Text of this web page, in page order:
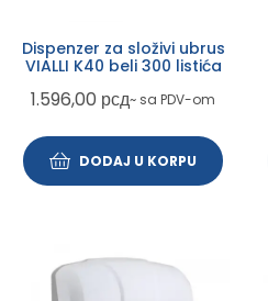
Dispenzer za složivi ubrus
VIALLI K40 beli 300 listića
1.596,00 рсд~ sa PDV-om
DODAJ U KORPU